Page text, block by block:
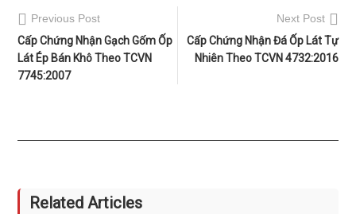
Previous Post
Cấp Chứng Nhận Gạch Gốm Ốp
Lát Ép Bán Khô Theo TCVN
7745:2007
Next Post
Cấp Chứng Nhận Đá Ốp Lát Tự
Nhiên Theo TCVN 4732:2016
Related Articles